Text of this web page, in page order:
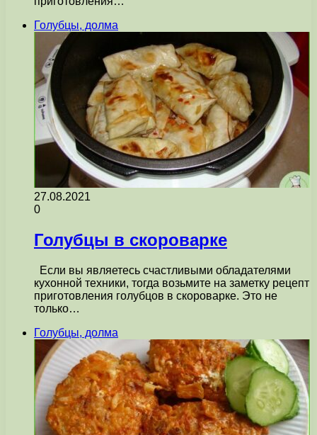
Голубцы, долма
27.08.2021
0
Голубцы в скороварке
Если вы являетесь счастливыми обладателями
кухонной техники, тогда возьмите на заметку рецепт
приготовления голубцов в скороварке. Это не
только…
Голубцы, долма